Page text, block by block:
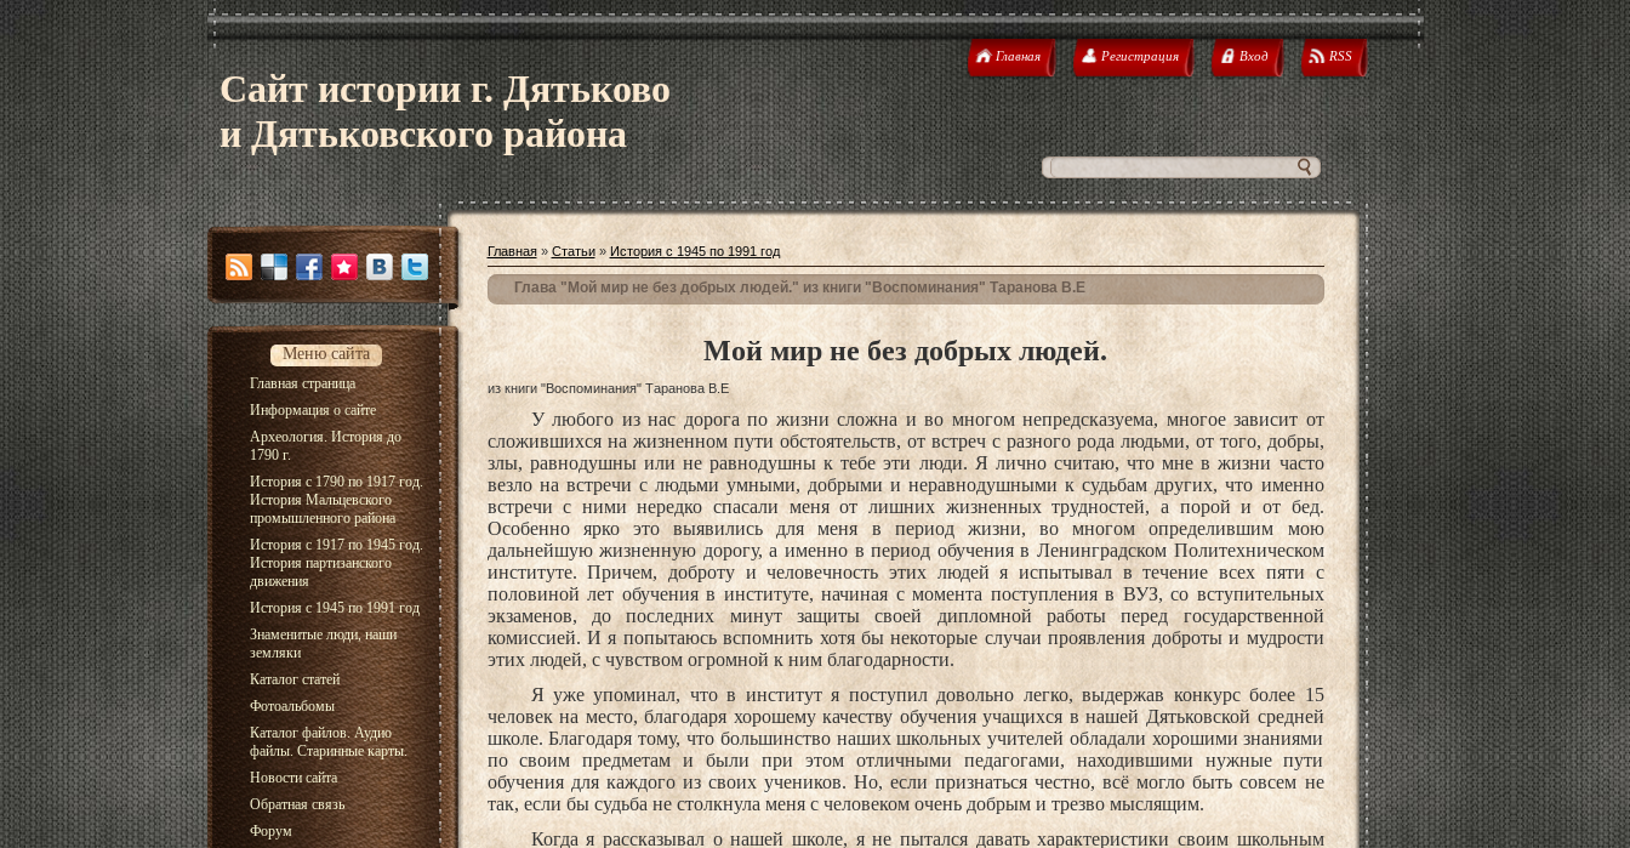
Сайт истории г. Дятьково
и Дятьковского района
Главная Регистрация Вход RSS
Меню сайта
Главная страница
Информация о сайте
Археология. История до
1790 г.
История с 1790 по 1917 год.
История Мальцевского
промышленного района
История с 1917 по 1945 год.
История партизанского
движения
История с 1945 по 1991 год
Знаменитые люди, наши
земляки
Каталог статей
Фотоальбомы
Каталог файлов. Аудио
файлы. Старинные карты.
Новости сайта
Обратная связь
Форум
Главная» Статьи» История с 1945 по 1991 год
Глава "Мой мир не без добрых людей." из книги "Воспоминания" Таранова В.Е
Мой мир не без добрых людей.
из книги "Воспоминания" Таранова В.Е
У любого из нас дорога по жизни сложна и во многом непредсказуема, многое зависит от
сложившихся на жизненном пути обстоятельств, от встреч с разного рода людьми, от того, добры,
злы, равнодушны или не равнодушны к тебе эти люди. Я лично считаю, что мне в жизни часто
везло на встречи с людьми умными, добрыми и неравнодушными к судьбам других, что именно
встречи с ними нередко спасали меня от лишних жизненных трудностей, а порой и от бед.
Особенно ярко это выявились для меня в период жизни, во многом определившим мою
дальнейшую жизненную дорогу, а именно в период обучения в Ленинградском Политехническом
институте. Причем, доброту и человечность этих людей я испытывал в течение всех пяти с
половиной лет обучения в институте, начиная с момента поступления в ВУЗ, со вступительных
экзаменов, до последних минут защиты своей дипломной работы перед государственной
комиссией. И я попытаюсь вспомнить хотя бы некоторые случаи проявления доброты и мудрости
этих людей, с чувством огромной к ним благодарности.
Я уже упоминал, что в институт я поступил довольно легко, выдержав конкурс более 15
человек на место, благодаря хорошему качеству обучения учащихся в нашей Дятьковской средней
школе. Благодаря тому, что большинство наших школьных учителей обладали хорошими знаниями
по своим предметам и были при этом отличными педагогами, находившими нужные пути
обучения для каждого из своих учеников. Но, если признаться честно, всё могло быть совсем не
так, если бы судьба не столкнула меня с человеком очень добрым и трезво мыслящим.
Когда я рассказывал о нашей школе, я не пытался давать характеристики своим школьным